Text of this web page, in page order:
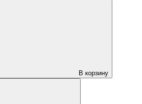
В корзину